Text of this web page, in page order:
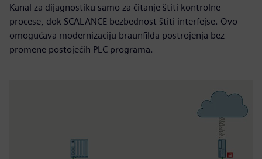
Kanal za dijagnostiku samo za čitanje štiti kontrolne
procese, dok SCALANCE bezbednost štiti interfejse. Ovo
omogućava modernizaciju braunfilda postrojenja bez
promene postojećih PLC programa.